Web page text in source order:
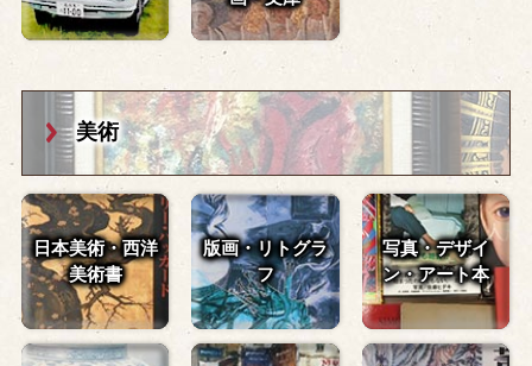
美術
日本美術・西洋
美術書
版画・リトグラ
フ
写真・デザイ
ン・アート本